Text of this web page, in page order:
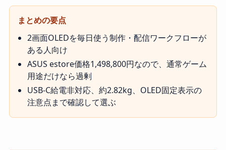
まとめの要点
2画面OLEDを毎日使う制作・配信ワークフローが
ある人向け
ASUS estore価格1,498,800円なので、通常ゲーム
用途だけなら過剰
USB-C給電非対応、約2.82kg、OLED固定表示の
注意点まで確認して選ぶ